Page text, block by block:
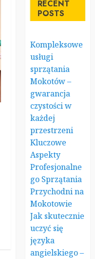
RECENT
POSTS
Kompleksowe
usługi
sprzątania
Mokotów –
gwarancja
czystości w
każdej
przestrzeni
Kluczowe
Aspekty
Profesjonalne
go Sprzątania
Przychodni na
Mokotowie
Jak skutecznie
uczyć się
języka
angielskiego –